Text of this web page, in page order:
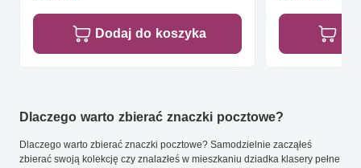
Dodaj do koszyka
Dlaczego warto zbierać znaczki pocztowe?
Dlaczego warto zbierać znaczki pocztowe? Samodzielnie zacząłeś
zbierać swoją kolekcję czy znalazłeś w mieszkaniu dziadka klasery pełne